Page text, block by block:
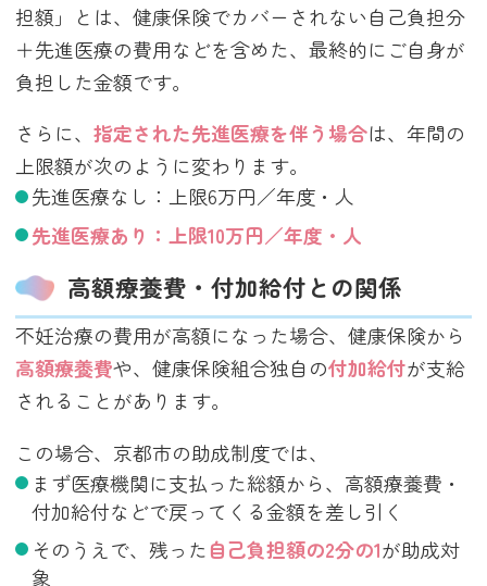
担額」とは、健康保険でカバーされない自己負担分
＋先進医療の費用などを含めた、最終的にご自身が
負担した金額です。
さらに、指定された先進医療を伴う場合は、年間の
上限額が次のように変わります。
先進医療なし：上限6万円／年度・人
先進医療あり：上限10万円／年度・人
高額療養費・付加給付との関係
不妊治療の費用が高額になった場合、健康保険から
高額療養費や、健康保険組合独自の付加給付が支給
されることがあります。
この場合、京都市の助成制度では、
まず医療機関に支払った総額から、高額療養費・
付加給付などで戻ってくる金額を差し引く
そのうえで、残った自己負担額の2分の1が助成対
象